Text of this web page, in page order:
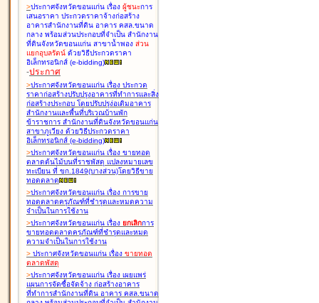
>ประกาศจังหวัดขอนแก่น เรื่อง ผู้ชนะการ
เสนอราคา ประกวดราคาจ้างก่อสร้าง
อาคารสำนักงานที่ดิน อาคาร คสล.ขนาด
กลาง พร้อมส่วนประกอบที่จำเป็น สำนักงาน
ที่ดินจังหวัดขอนแก่น สาขาน้ำพอง ส่วน
แยกอุบลรัตน์ ด้วยวิธีประกวดราคา
อิเล็กทรอนิกส์ (e-bidding)
-ประกาศ
>ประกาศจังหวัดขอนแก่น เรื่อง ประกวด
ราคาก่อสร้างปรับปรุงอาคารที่ทำการและสิ่ง
ก่อสร้างประกอบ โดยปรับปรุง่อเติมอาคาร
สำนักงานและพื้นที่บริเวณบ้านพัก
ข้าราชการ สำนักงานที่ดินจังหวัดขอนแก่น
สาขาภูเวียง ด้วยวิธีประกวดราคา
อิเล็กทรอนิกส์ (e-bidding)
>ประกาศจังหวัดขอนแก่น เรื่อง ขายทอด
ตลาดต้นไม้บนที่ราชพัสดุ แปลงหมายเลข
ทะเบียน ที่ ขก.1849(บางส่วน)โดยวิธีขาย
ทอดตลาด
>ประกาศจังหวัดขอนแก่น เรื่อง การขาย
ทอดตลาดครุภัณฑ์ที่ชำรุดและหมดความ
จำเป็นในการใช้งาน
>ประกาศจังหวัดขอนแก่น เรื่อง ยกเลิกการ
ขายทอดตลาดครุภัณฑ์ที่ชำรุดและหมด
ความจำเป็นในการใช้งาน
> ประกาศจังหวัดขอนแก่น เรื่อง ขายทอด
ตลาดพัสดุ
>ประกาศจังหวัดขอนแก่น เรื่อง เผยแพร่
แผนการจัดซื้อจัดจ้าง ก่อสร้างอาคาร
ที่ทำการสำนักงานที่ดิน อาคาร คสล.ขนาด